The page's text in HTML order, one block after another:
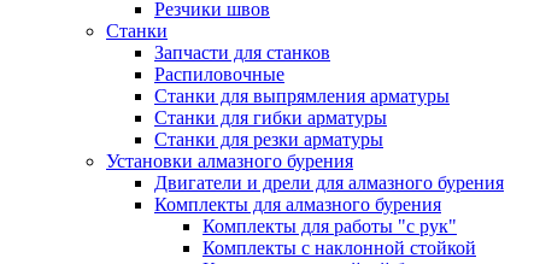
Резчики швов
Станки
Запчасти для станков
Распиловочные
Станки для выпрямления арматуры
Станки для гибки арматуры
Станки для резки арматуры
Установки алмазного бурения
Двигатели и дрели для алмазного бурения
Комплекты для алмазного бурения
Комплекты для работы "с рук"
Комплекты с наклонной стойкой